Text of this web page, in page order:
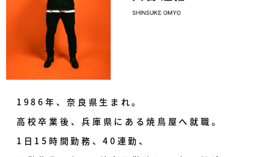
1986年、奈良県生まれ。
高校卒業後、兵庫県にある焼鳥屋へ就職。
1日15時間勤務、40連勤、